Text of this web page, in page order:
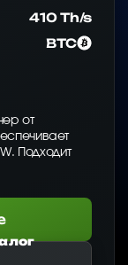
410 Th/s
BTC
от
Подходит